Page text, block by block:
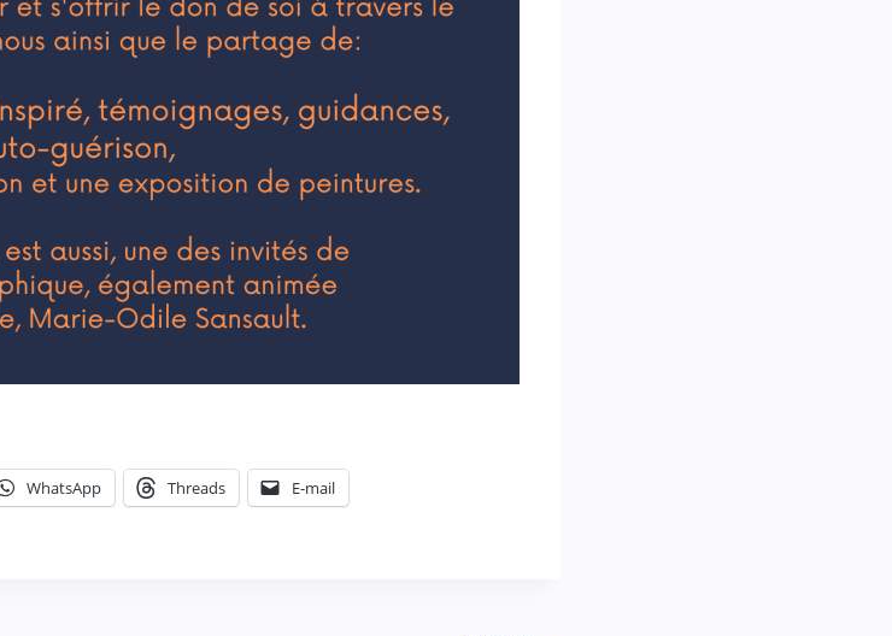
WhatsApp Threads E-mail